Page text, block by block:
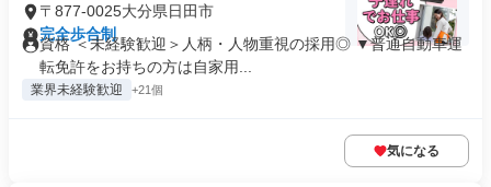
〒877-0025大分県日田市
完全歩合制
資格 ＜未経験歓迎＞人柄・人物重視の採用◎ ▼普通自動車運
転免許をお持ちの方は自家用...
業界未経験歓迎 +21個
気になる